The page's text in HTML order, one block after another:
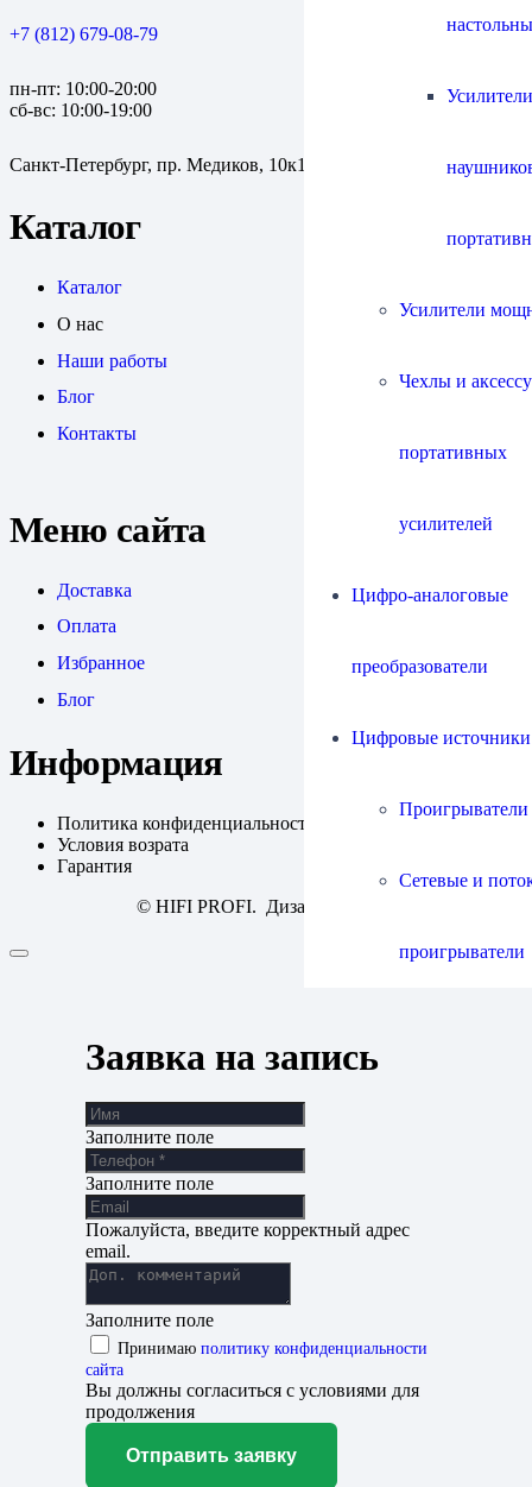
Усилители
Чехлы и
портативных
усилителей
Цифро-аналоговые
преобразователи
Цифровые источники
Сетевые и
проигрыватели
+7 (812) 679-08-79
пн-пт: 10:00-20:00
сб-вс: 10:00-19:00
Санкт-Петербург, пр. Медиков, 10к1
Каталог
Каталог
О нас
Наши работы
Блог
Контакты
Меню сайта
Доставка
Оплата
Избранное
Блог
Информация
Политика конфиденциальности
Условия возрата
Гарантия
© HIFI PROFI. Дизайн:
Заявка на запись
Заполните поле
Заполните поле
Пожалуйста, введите корректный адрес
email.
Заполните поле
Принимаю политику конфиденциальности
сайта
Вы должны согласиться с условиями для
продолжения
Отправить заявку